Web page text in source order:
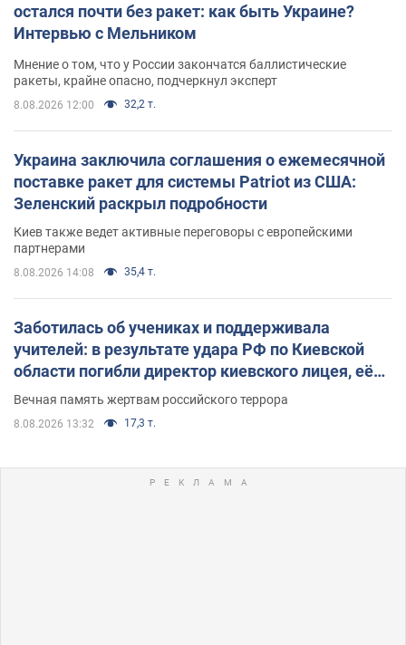
остался почти без ракет: как быть Украине?
Интервью с Мельником
Мнение о том, что у России закончатся баллистические
ракеты, крайне опасно, подчеркнул эксперт
8.08.2026 12:00 32,2 т.
Украина заключила соглашения о ежемесячной
поставке ракет для системы Patriot из США:
Зеленский раскрыл подробности
Киев также ведет активные переговоры с европейскими
партнерами
8.08.2026 14:08 35,4 т.
Заботилась об учениках и поддерживала
учителей: в результате удара РФ по Киевской
области погибли директор киевского лицея, её
муж и внук
Вечная память жертвам российского террора
8.08.2026 13:32 17,3 т.